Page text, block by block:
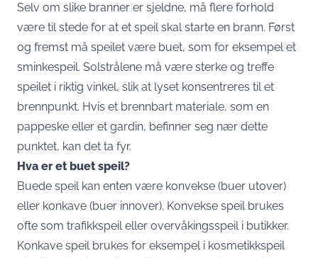
Selv om slike branner er sjeldne, må flere forhold
være til stede for at et speil skal starte en brann. Først
og fremst må speilet være buet, som for eksempel et
sminkespeil. Solstrålene må være sterke og treffe
speilet i riktig vinkel, slik at lyset konsentreres til et
brennpunkt. Hvis et brennbart materiale, som en
pappeske eller et gardin, befinner seg nær dette
punktet, kan det ta fyr.
Hva er et buet speil?
Buede speil kan enten være konvekse (buer utover)
eller konkave (buer innover). Konvekse speil brukes
ofte som trafikkspeil eller overvåkingsspeil i butikker.
Konkave speil brukes for eksempel i kosmetikkspeil